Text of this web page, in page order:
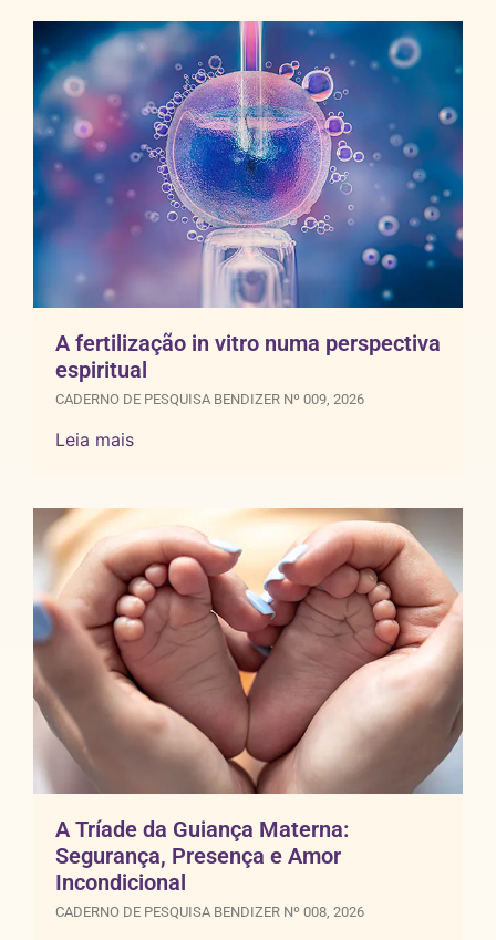
A fertilização in vitro numa perspectiva
espiritual
CADERNO DE PESQUISA BENDIZER Nº 009, 2026
Leia mais
A Tríade da Guiança Materna:
Segurança, Presença e Amor
Incondicional
CADERNO DE PESQUISA BENDIZER Nº 008, 2026